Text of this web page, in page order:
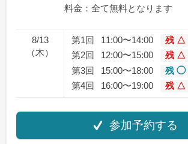
料金：全て無料となります
8/13
（木）
第1回 11:00〜14:00
残 △
第2回
12:00〜15:00
残 △
第3回
15:00〜18:00
残 ◯
第4回
16:00〜19:00 残 △
参加予約する